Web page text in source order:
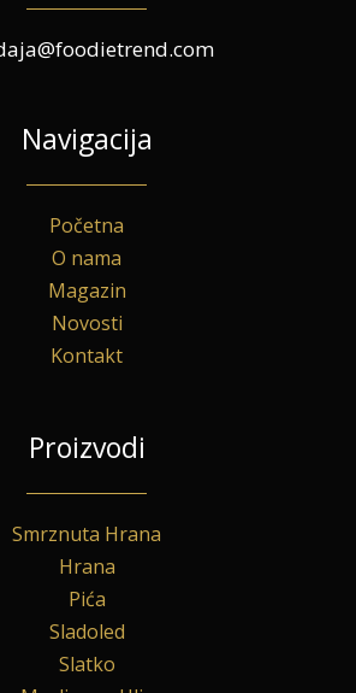
Navigacija
Početna
O nama
Magazin
Novosti
Kontakt
Proizvodi
Smrznuta Hrana
Hrana
Pića
Sladoled
Slatko